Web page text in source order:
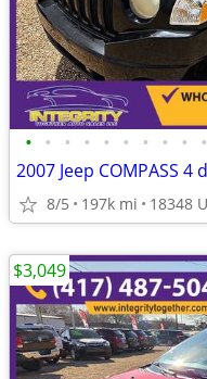
• • • • • • • • • •
2007 Jeep COMPASS 4
8/5 197k mi 18348
$3,049